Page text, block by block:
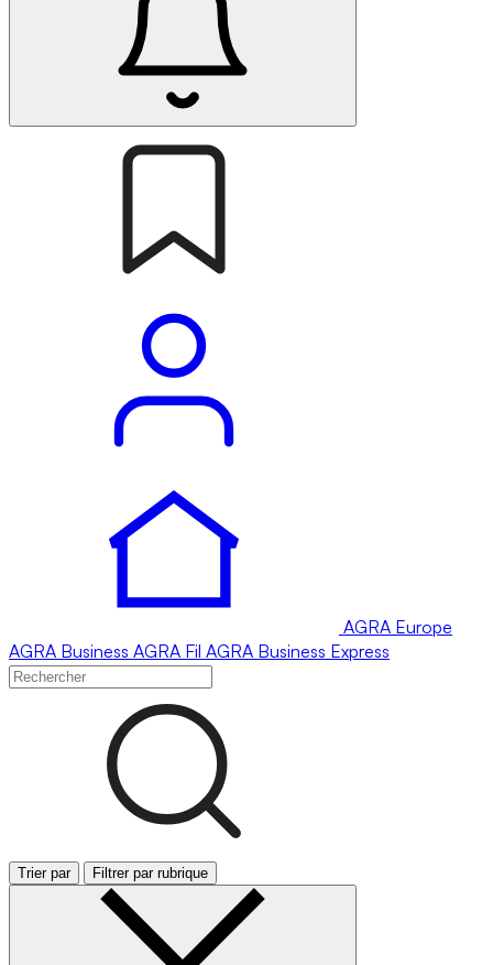
AGRA Europe
AGRA Business AGRA Fil AGRA Business Express
Trier par Filtrer par rubrique